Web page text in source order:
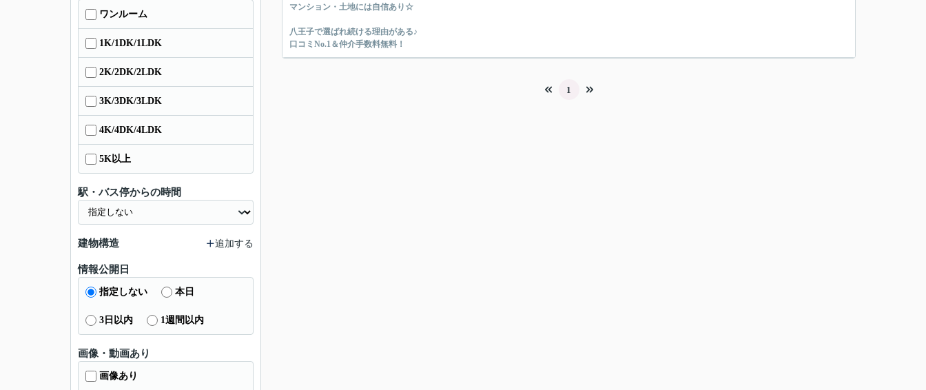
マンション・土地には自信あり☆
八王子で選ばれ続ける理由がある♪
口コミNo.1＆仲介手数料無料！
1
ワンルーム
1K/1DK/1LDK
2K/2DK/2LDK
3K/3DK/3LDK
4K/4DK/4LDK
5K以上
駅・バス停からの時間
建物構造 追加する
情報公開日
指定しない 本日
3日以内 1週間以内
画像・動画あり
画像あり